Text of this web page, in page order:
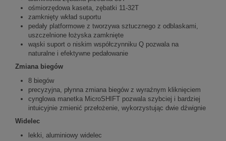
ośmiorzędowa kaseta, zębatki 11-32T
zamknięty wkład suportu
pedały platformowe z tworzywa sztucznego z odblaskami,
uszczelnione łożyska zamknięte
wąski suport o niskim współczynniku Q pozwala na
naturalne i efektywne pedałowanie
Zmiana biegów
8 biegów
precyzyjna, płynna zmiana biegów z wyraźnym kliknięciem
cynglowa manetka MicroSHIFT pozwala szybciej i bardziej
intuicyjnie zmienić przełożenie, wykorzystując dwie dźwignie
Widelec
lekki, aluminiowy widelec